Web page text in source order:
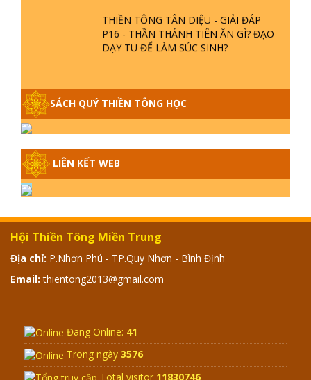
THIỀN TÔNG TÂN DIỆU - GIẢI ĐÁP
P16 - THẦN THÁNH TIÊN ĂN GÌ? ĐẠO
DẠY TU ĐỂ LÀM SÚC SINH?
CHỨC LOÀI CÔ HỒN - GIÁO LÝ ĐẠO
PHẬT KHI NÀO XUẤT BẢN
GIẢI ĐÁP THIỀN TÔNG ĐẶC BIỆT -
P14 - NGUỒN GỐC ÂM LỊCH DƯƠNG
LỊCH - TẦNG BÌNH LƯU LỚN ĐẾN
GIẢI ĐÁP THIỀN TÔNG ĐẶC BIỆT -
ĐƯỢC KHÔNG? XÁ LỢI PHẬT THẬT -
GIẢ | TTTD
GIẢI ĐÁP THIỀN TÔNG ĐẶC BIỆT -
GIẢI ĐÁP ĐẶC BIỆT 2024 - P11
SÁCH QUÝ THIỀN TÔNG HỌC
LIÊN KẾT WEB
Hội Thiền Tông Miền Trung
Địa chỉ: P.Nhơn Phú - TP.Quy Nhơn - Bình Định
Email: thientong2013@gmail.com
Đang Online: 41
Trong ngày 3576
Total visitor 11830746